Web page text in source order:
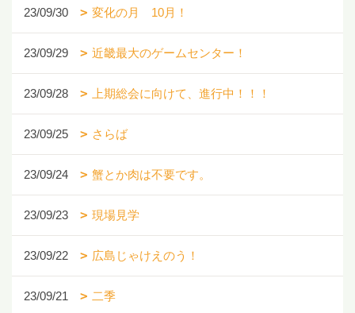
23/09/30 変化の月 10月！
23/09/29 近畿最大のゲームセンター！
23/09/28 上期総会に向けて、進行中！！！
23/09/25 さらば
23/09/24 蟹とか肉は不要です。
23/09/23 現場見学
23/09/22 広島じゃけえのう！
23/09/21 二季